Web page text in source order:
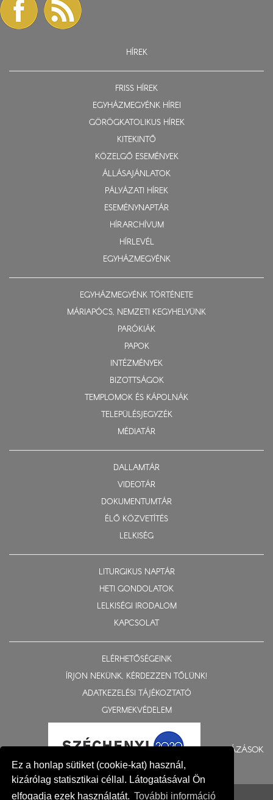
Ez a honlap sütiket (cookie-kat) használ,
kizárólag statisztikai céllal. Látogatásával Ön
elfogadja ezek használatát. További információ
HÍREK
FRISS HÍREK
EGYHÁZMEGYÉNK HÍREI
GÖRÖGKATOLIKUS HÍREK
KITEKINTŐ
KÖZELGŐ ESEMÉNYEK
ÁLLÁSAJÁNLATOK
PÁLYÁZATI HÍREK
ESEMÉNYNAPTÁR
HÍRARCHÍVUM
HÍRLEVÉL
EGYHÁZMEGYÉNK
EGYHÁZMEGYÉNK TÖRTÉNETE
MÁRIAPÓCS, NEMZETI KEGYHELYÜNK
PARÓKIÁK
PAPOK
INTÉZMÉNYEK
BIZOTTSÁGOK
TEMPLOMOK ÉS KÁPOLNÁK
TELEPÜLÉSJEGYZÉK
MÉDIATÁR
DALLAMTÁR
VIDEOTÁR
DOKUMENTUMTÁR
ÉLŐ KÖZVETÍTÉS
LELKISÉG
LITURGIKUS NAPTÁR
HETI GONDOLATOK
LELKISÉGI IRODALOM
KAPCSOLAT
ELÉRHETŐSÉGEINK
ÍRJON NEKÜNK, KÉRDEZZEN TŐLÜNK!
ADATKEZELÉSI TÁJÉKOZTATÓ
GYERMEKVÉDELEM
BERUHÁZÁSOK
© 2015-2026 Nyíregyházi Egyházmegye